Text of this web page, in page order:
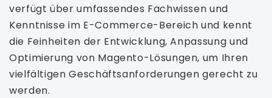
verfügt über umfassendes Fachwissen und
Kenntnisse im E-Commerce-Bereich und kennt
die Feinheiten der Entwicklung, Anpassung und
Optimierung von Magento-Lösungen, um Ihren
vielfältigen Geschäftsanforderungen gerecht zu
werden.